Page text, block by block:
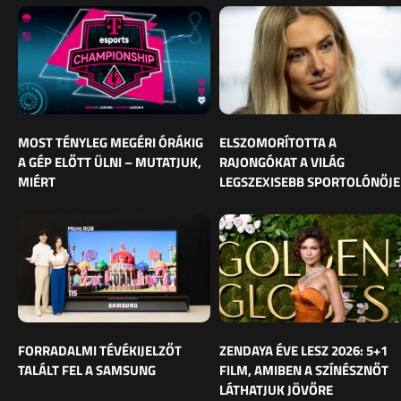
MOST TÉNYLEG MEGÉRI ÓRÁKIG
A GÉP ELŐTT ÜLNI – MUTATJUK,
MIÉRT
ELSZOMORÍTOTTA A
RAJONGÓKAT A VILÁG
LEGSZEXISEBB SPORTOLÓNŐJE
FORRADALMI TÉVÉKIJELZŐT
TALÁLT FEL A SAMSUNG
ZENDAYA ÉVE LESZ 2026: 5+1
FILM, AMIBEN A SZÍNÉSZNŐT
LÁTHATJUK JÖVŐRE